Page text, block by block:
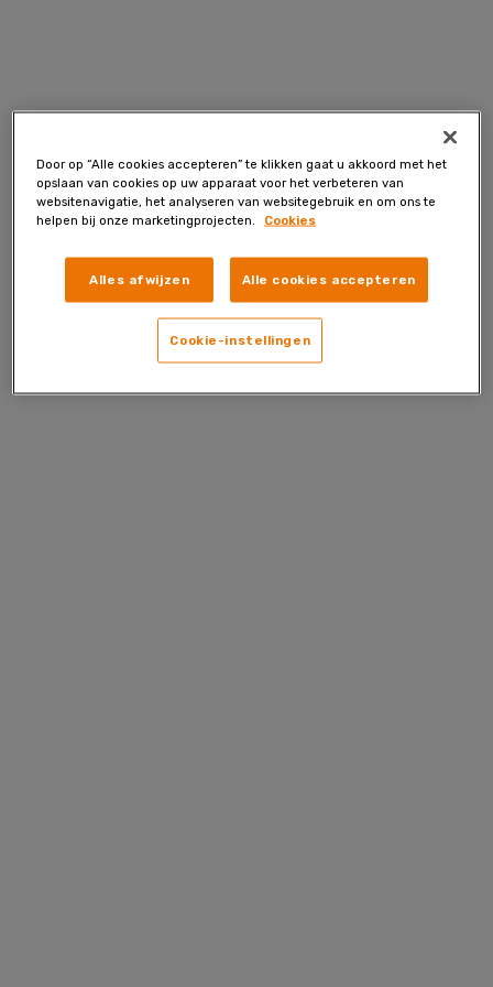
Door op “Alle cookies accepteren” te klikken gaat u akkoord met het
opslaan van cookies op uw apparaat voor het verbeteren van
websitenavigatie, het analyseren van websitegebruik en om ons te
helpen bij onze marketingprojecten.
Cookies
Alles afwijzen Alle cookies accepteren
Cookie-instellingen